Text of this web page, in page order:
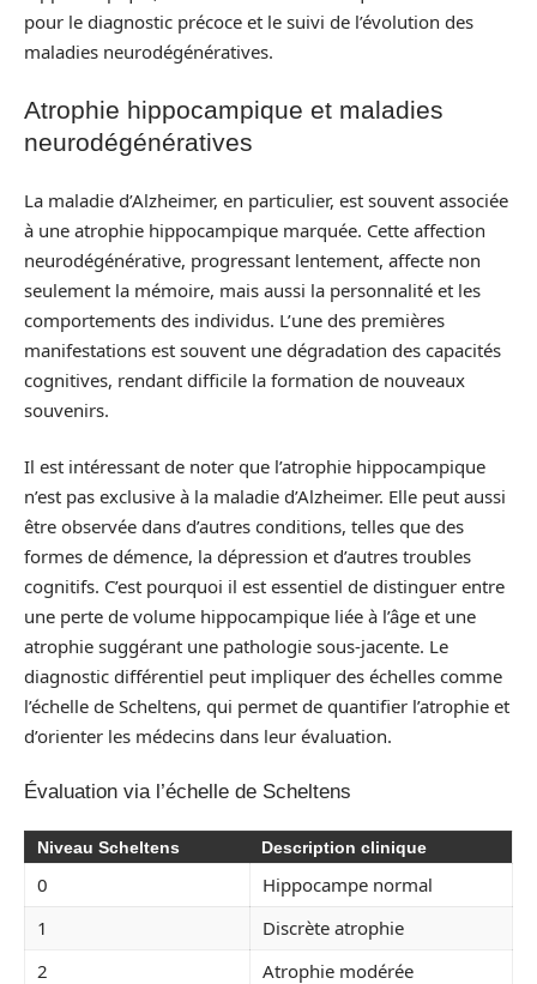
pour le diagnostic précoce et le suivi de l’évolution des
maladies neurodégénératives.
Atrophie hippocampique et maladies
neurodégénératives
La maladie d’Alzheimer, en particulier, est souvent associée
à une atrophie hippocampique marquée. Cette affection
neurodégénérative, progressant lentement, affecte non
seulement la mémoire, mais aussi la personnalité et les
comportements des individus. L’une des premières
manifestations est souvent une dégradation des capacités
cognitives, rendant difficile la formation de nouveaux
souvenirs.
Il est intéressant de noter que l’atrophie hippocampique
n’est pas exclusive à la maladie d’Alzheimer. Elle peut aussi
être observée dans d’autres conditions, telles que des
formes de démence, la dépression et d’autres troubles
cognitifs. C’est pourquoi il est essentiel de distinguer entre
une perte de volume hippocampique liée à l’âge et une
atrophie suggérant une pathologie sous-jacente. Le
diagnostic différentiel peut impliquer des échelles comme
l’échelle de Scheltens, qui permet de quantifier l’atrophie et
d’orienter les médecins dans leur évaluation.
Évaluation via l’échelle de Scheltens
Niveau Scheltens Description clinique
0
Hippocampe normal
1
Discrète atrophie
2
Atrophie modérée